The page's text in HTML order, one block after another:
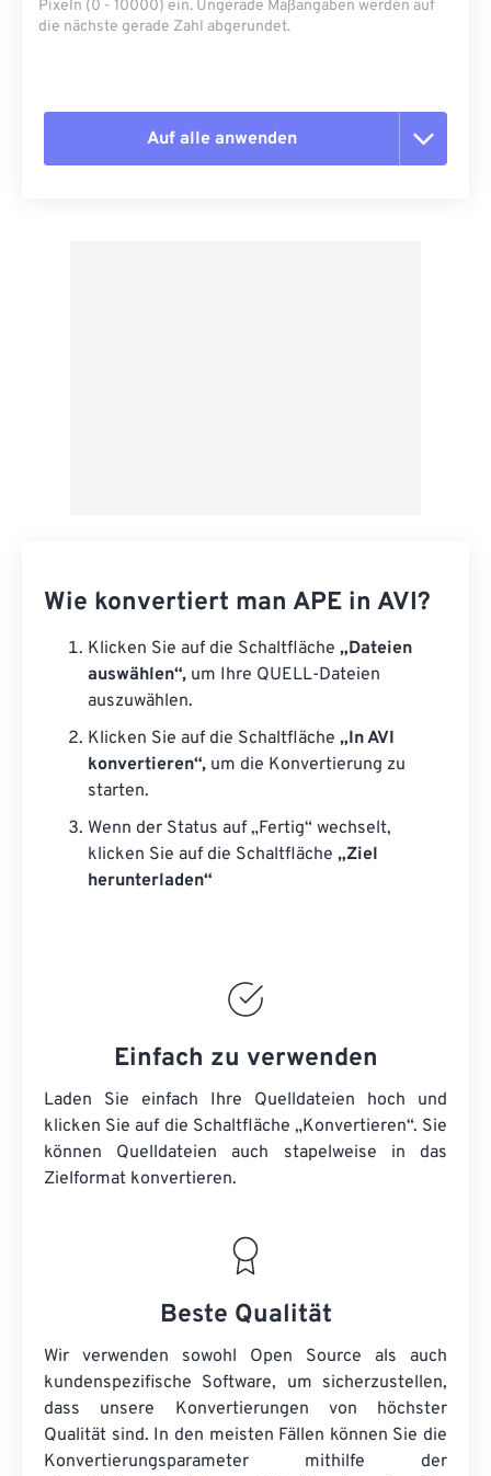
Pixeln (0 - 10000) ein. Ungerade Maßangaben werden auf
die nächste gerade Zahl abgerundet.
Auf alle anwenden
Wie konvertiert man APE in AVI?
Klicken Sie auf die Schaltfläche „Dateien
auswählen“, um Ihre QUELL-Dateien
auszuwählen.
Klicken Sie auf die Schaltfläche „In AVI
konvertieren“, um die Konvertierung zu
starten.
Wenn der Status auf „Fertig“ wechselt,
klicken Sie auf die Schaltfläche „Ziel
herunterladen“
Einfach zu verwenden
Laden Sie einfach Ihre Quelldateien hoch und
klicken Sie auf die Schaltfläche „Konvertieren“. Sie
können Quelldateien auch stapelweise in das
Zielformat konvertieren.
Beste Qualität
Wir verwenden sowohl Open Source als auch
kundenspezifische Software, um sicherzustellen,
dass unsere Konvertierungen von höchster
Qualität sind. In den meisten Fällen können Sie die
Konvertierungsparameter mithilfe der